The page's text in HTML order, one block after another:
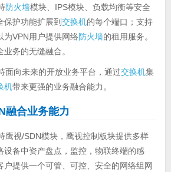
防火墙模块、IPS模块、负载均衡等安全
保护功能扩展到 交换机的每个端口；支持
为VPN用户提供网络防火墙的租用服务。
务的无缝融合。
面向未来的开放业务平台，通过交换机集
机带来更强的业务融合能力。
融合业务能力
鹰视/SDN模块，鹰视控制板块提供多样
设备中资产盘点，监控，物联终端的感
户提供一个可管、可控、安全的网络组网